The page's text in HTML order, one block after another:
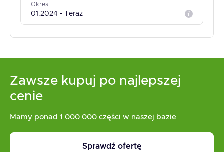
Okres
01.2024 - Teraz
Zawsze kupuj po najlepszej
cenie
Mamy ponad 1 000 000 części w naszej bazie
Sprawdź ofertę